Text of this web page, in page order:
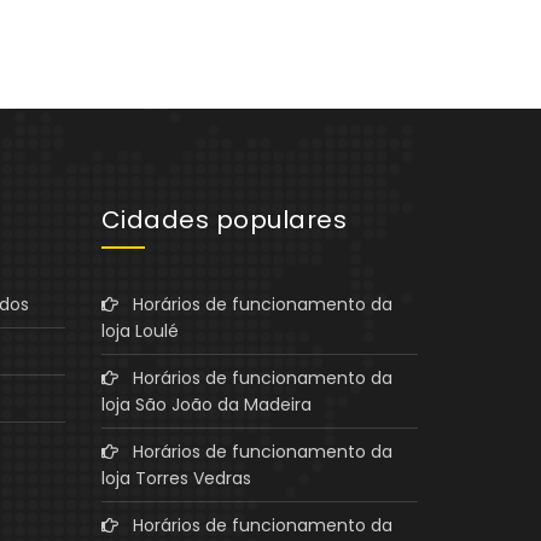
Cidades populares
Horários de funcionamento da
loja Loulé
Horários de funcionamento da
loja São João da Madeira
Horários de funcionamento da
loja Torres Vedras
Horários de funcionamento da